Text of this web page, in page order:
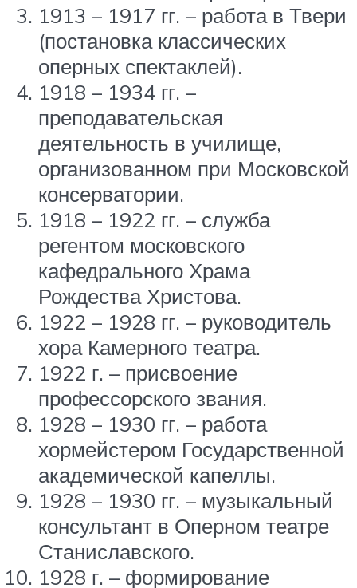
1913 – 1917 гг. – работа в Твери
(постановка классических
оперных спектаклей).
1918 – 1934 гг. –
преподавательская
деятельность в училище,
организованном при Московской
консерватории.
1918 – 1922 гг. – служба
регентом московского
кафедрального Храма
Рождества Христова.
1922 – 1928 гг. – руководитель
хора Камерного театра.
1922 г. – присвоение
профессорского звания.
1928 – 1930 гг. – работа
хормейстером Государственной
академической капеллы.
1928 – 1930 гг. – музыкальный
консультант в Оперном театре
Станиславского.
1928 г. – формирование